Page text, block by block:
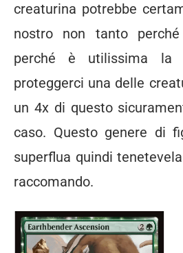
creaturina potrebbe
nostro non tanto
perché è utilissima la
proteggerci una delle
un 4x di questo
caso. Questo genere di
superflua quindi
raccomando.